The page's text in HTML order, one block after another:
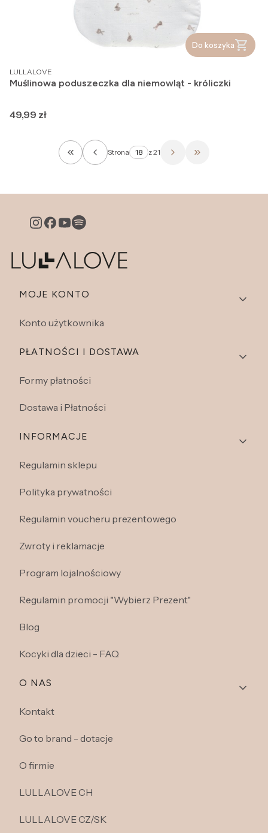
Do koszyka
PRODUCENT
LULLALOVE
Muślinowa poduszeczka dla niemowląt - króliczki
Cena
49,99 zł
Wróć do pierwszej strony z produktami
Strona z 21 Przejdź do
Linki w stopce
MOJE KONTO
Konto użytkownika
PŁATNOŚCI I DOSTAWA
Formy płatności
Dostawa i Płatności
INFORMACJE
Regulamin sklepu
Polityka prywatności
Regulamin voucheru prezentowego
Zwroty i reklamacje
Program lojalnościowy
Regulamin promocji "Wybierz Prezent"
Blog
Kocyki dla dzieci - FAQ
O NAS
Kontakt
Go to brand - dotacje
O firmie
LULLALOVE CH
LULLALOVE CZ/SK